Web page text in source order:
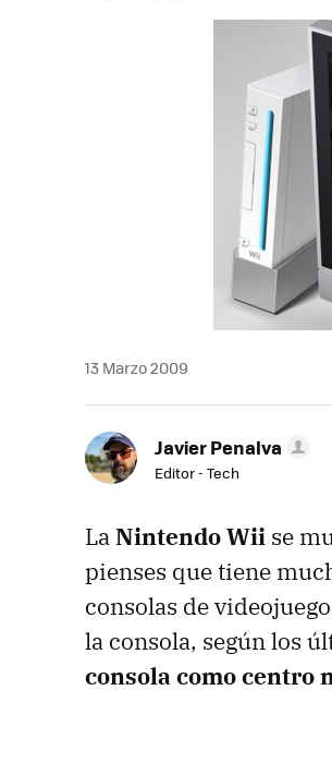
13 Marzo 2009
Javier Penalva
Editor - Tech
LaNintendo Wii se
pienses que tiene
consolas de
la consola, según los
consola como centro